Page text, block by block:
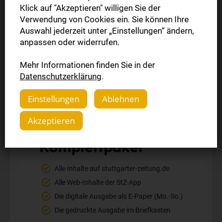
Komplettpaket
Alle Inhalte auf stuttgarter-zeitung.de
Alle Web-Inhalte der StZ-App
Die digitale Ausgabe als E-Paper (Mo.-So.)
Die gedruckte Ausgabe im Briefkasten
Klick auf "Akzeptieren" willigen Sie der
Verwendung von Cookies ein. Sie können Ihre
Auswahl jederzeit unter „Einstellungen“ ändern,
anpassen oder widerrufen.
Mehr Informationen finden Sie in der
Datenschutzerklärung.
Einstellungen
Ablehnen
Akzeptieren